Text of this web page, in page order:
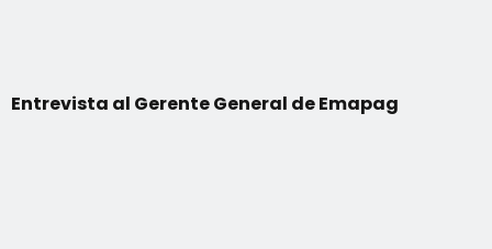
Entrevista al Gerente General de Emapag